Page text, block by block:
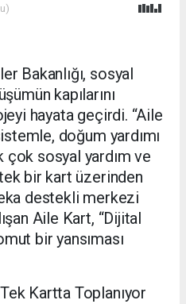
Bakanlığı, sosyal
kapılarını
hayata geçirdi. “Aile
doğum yardımı
sosyal yardım ve
bir kart üzerinden
destekli merkezi
Aile Kart, “Dijital
bir yansıması
Kartta Toplanıyor